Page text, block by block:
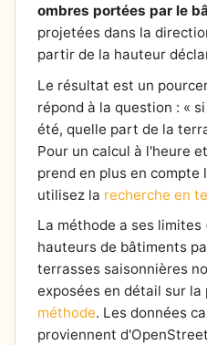
ombres portées par le
projetées dans la
partir de la hauteur
Le résultat est un
répond à la question : «
été, quelle part de la
Pour un calcul à l'heure
prend en plus en
utilisez la recherche en
La méthode a ses
hauteurs de bâtiments
terrasses saisonnières
exposées en détail sur la
méthode. Les données
proviennent